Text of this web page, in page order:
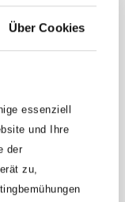
Über Cookies
essenziell
und Ihre
der
zu,
(1/2
mm
oder